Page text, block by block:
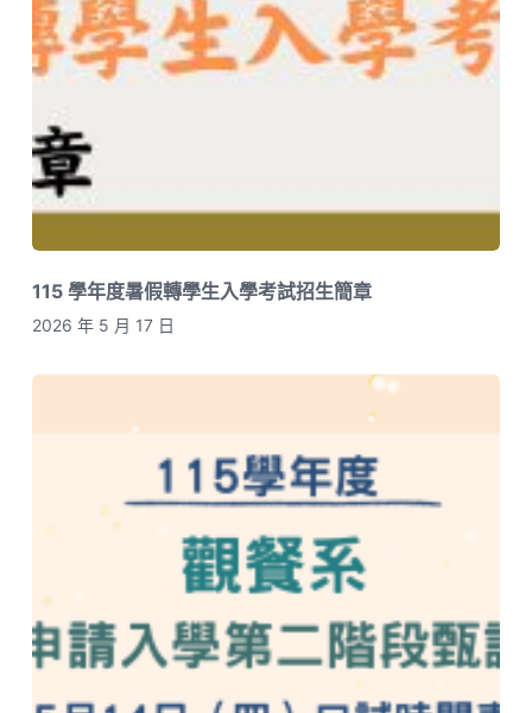
115 學年度暑假轉學生入學考試招生簡章
2026 年 5 月 17 日